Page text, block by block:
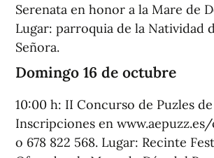
Serenata en honor a la Mare de
Lugar: parroquia de la Natividad
Señora.
Domingo 16 de octubre
10:00 h: II Concurso de Puzles
Inscripciones en
o 678 822 568. Lugar: Recinte